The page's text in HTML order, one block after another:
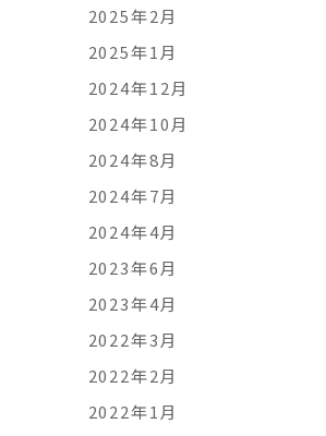
2025年2月
2025年1月
2024年12月
2024年10月
2024年8月
2024年7月
2024年4月
2023年6月
2023年4月
2022年3月
2022年2月
2022年1月